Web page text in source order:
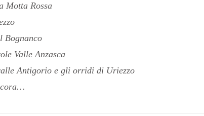
Motta Rossa
Bognanco
Valle Anzasca
Antigorio e gli orridi di Uriezzo